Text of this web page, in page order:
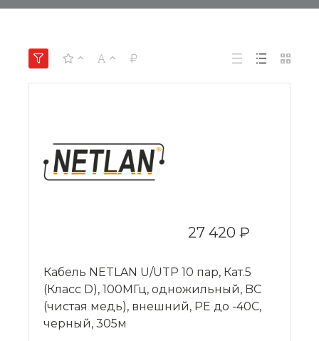
27 420 ₽
Кабель NETLAN U/UTP 10 пар, Кат.5
(Класс D), 100МГц, одножильный, BC
(чистая медь), внешний, PE до -40C,
черный, 305м